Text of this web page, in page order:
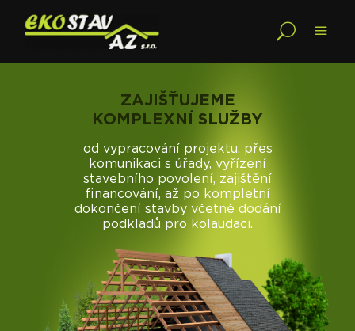
ZAJIŠŤUJEME
KOMPLEXNÍ SLUŽBY
od vypracování projektu, přes
komunikaci s úřady, vyřízení
stavebního povolení, zajištění
financování, až po kompletní
dokončení stavby včetně dodání
podkladů pro kolaudaci.